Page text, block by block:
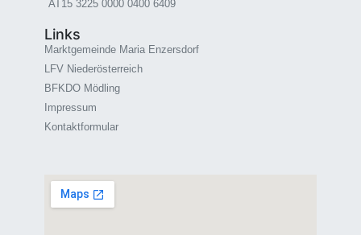
AT15 3225 0000 0400 6409
Links
Marktgemeinde Maria Enzersdorf
LFV Niederösterreich
BFKDO Mödling
Impressum
Kontaktformular